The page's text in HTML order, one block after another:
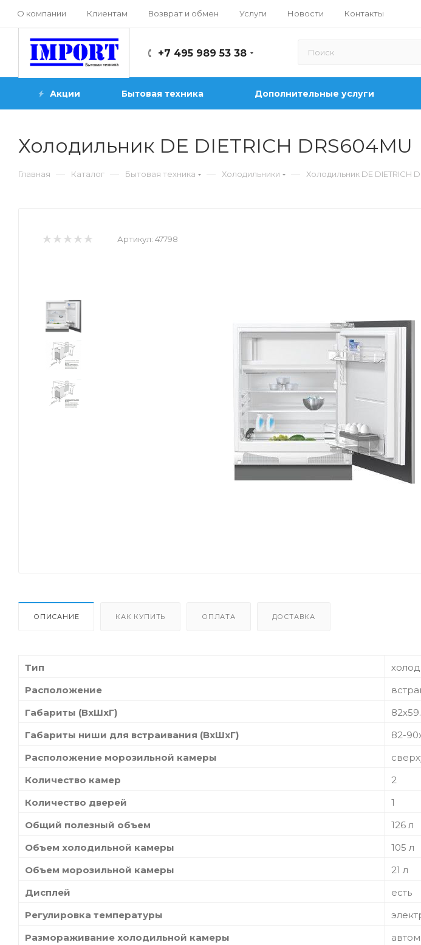
О компании Клиентам Возврат и обмен Услуги Новости Контакты
+7 495 989 53 38
Акции Бытовая техника Дополнительные услуги
Холодильник DE DIETRICH DRS604MU
Главная — Каталог — Бытовая техника — Холодильники — Холодильник DE DIETRICH
Артикул: 47798
ОПИСАНИЕ КАК КУПИТЬ ОПЛАТА ДОСТАВКА
Тип
Расположение
Габариты (ВхШхГ)
Габариты ниши для встраивания (ВхШхГ)
82-
Расположение морозильной камеры
Количество камер
2
Количество дверей
1
Общий полезный объем
126 л
Объем холодильной камеры
105 л
Объем морозильной камеры
21 л
Дисплей
есть
Регулировка температуры
Размораживание холодильной камеры